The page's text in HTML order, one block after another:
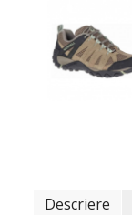
Descriere